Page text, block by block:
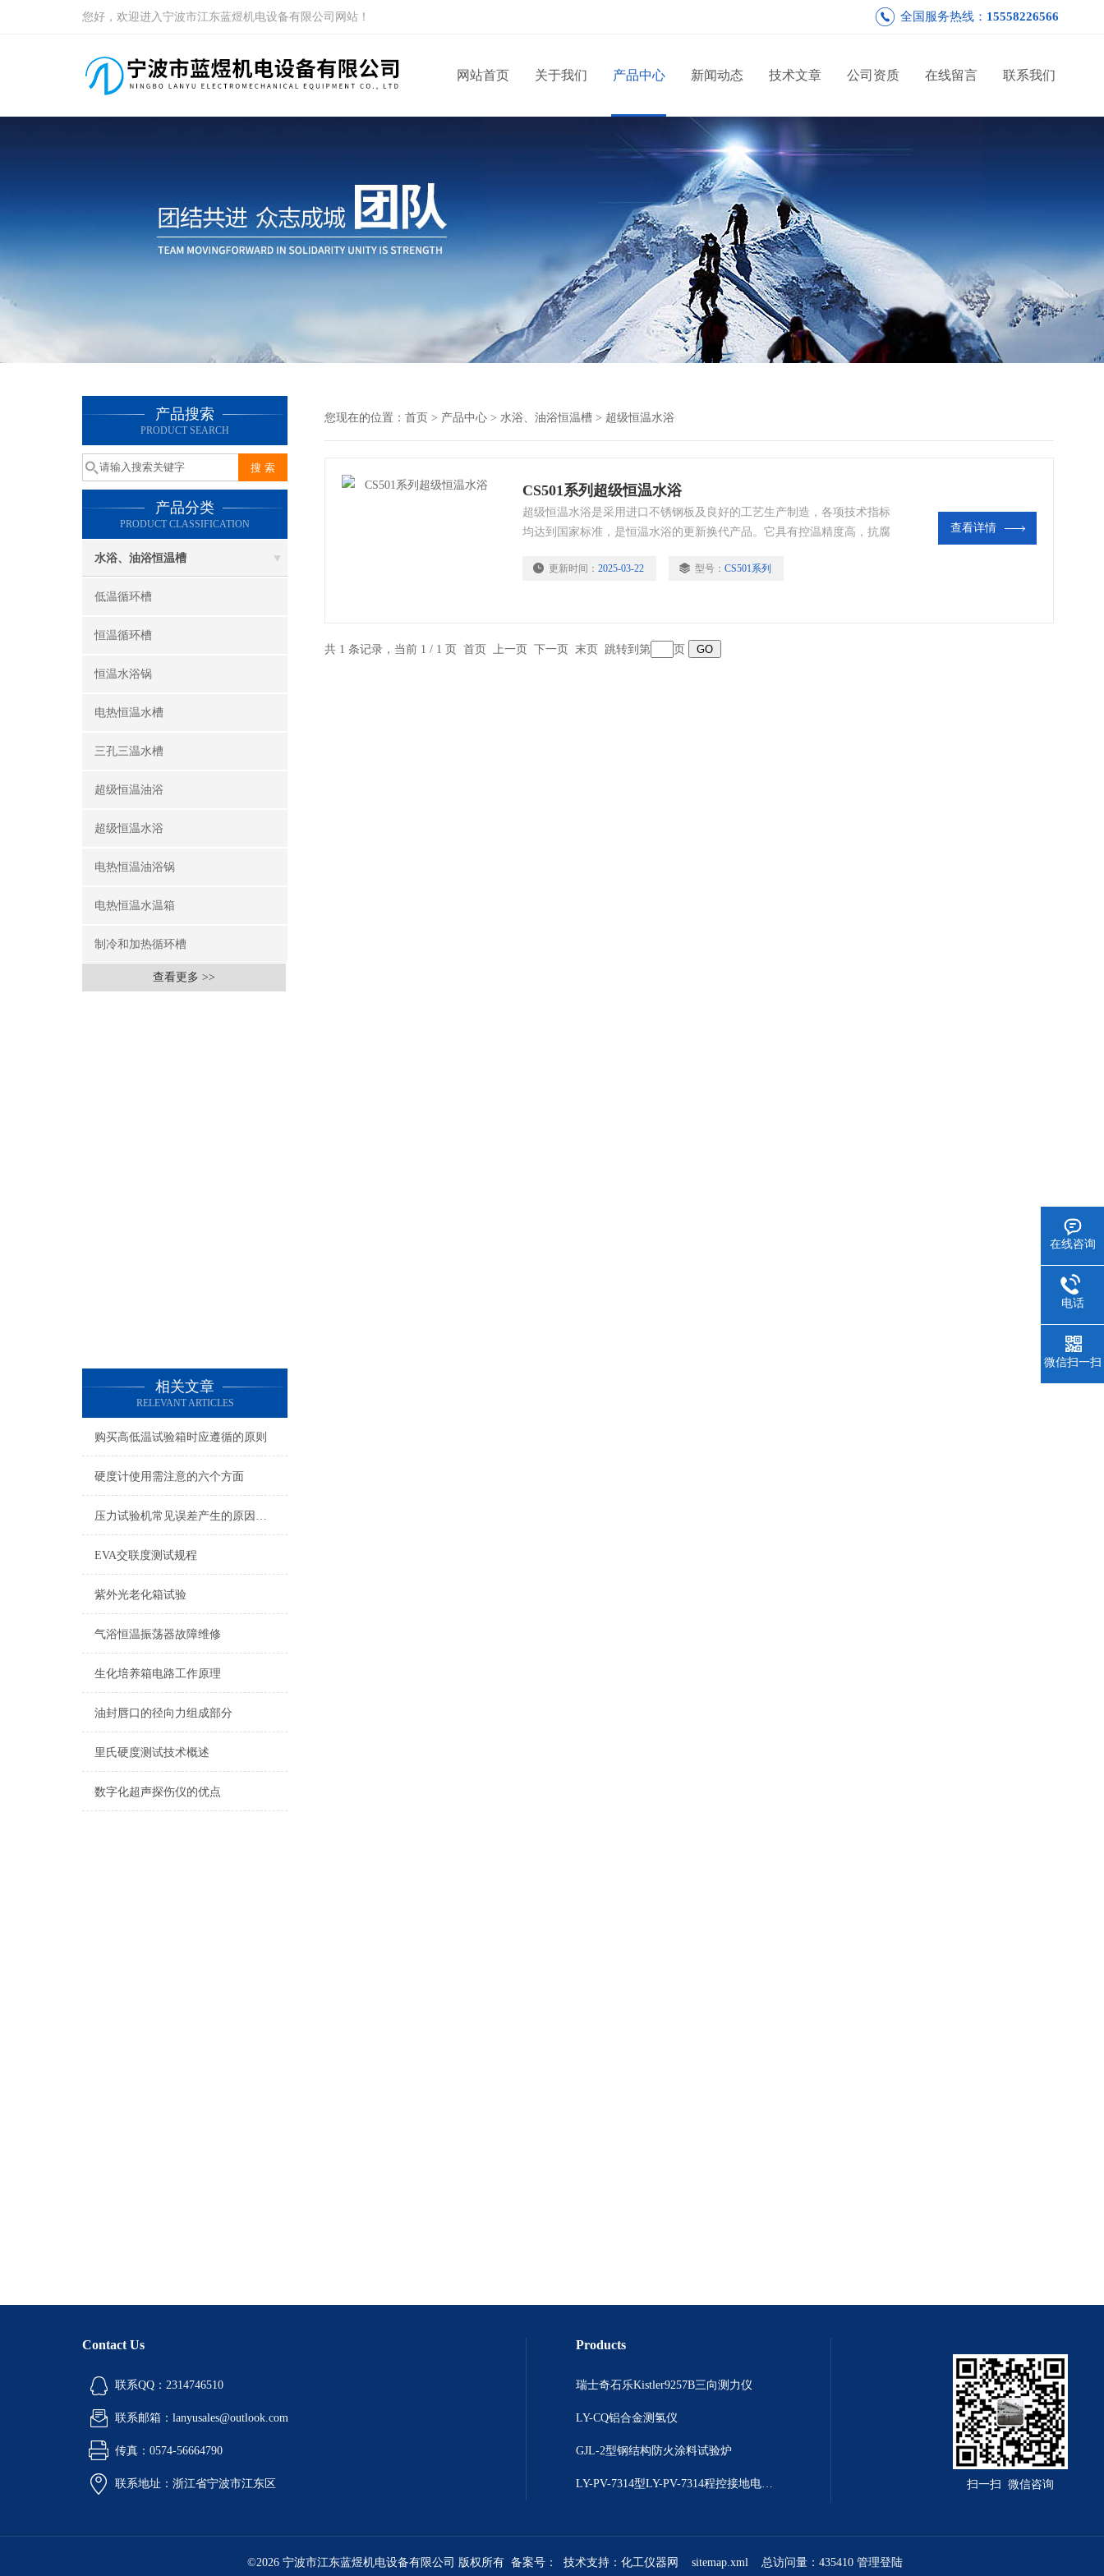
您好，欢迎进入宁波市江东蓝煜机电设备有限公司网站！ 全国服务热线： 15558226566
网站首页 关于我们 产品中心 新闻动态 技术文章 公司资质 在线留言 联系我们
产品搜索
PRODUCT SEARCH
产品分类
PRODUCT CLASSIFICATION
水浴、油浴恒温槽
低温循环槽
恒温循环槽
恒温水浴锅
电热恒温水槽
三孔三温水槽
超级恒温油浴
超级恒温水浴
电热恒温油浴锅
电热恒温水温箱
制冷和加热循环槽
查看更多 >>
相关文章
RELEVANT ARTICLES
购买高低温试验箱时应遵循的原则
硬度计使用需注意的六个方面
压力试验机常见误差产生的原因及消除方法
EVA交联度测试规程
紫外光老化箱试验
气浴恒温振荡器故障维修
生化培养箱电路工作原理
油封唇口的径向力组成部分
里氏硬度测试技术概述
数字化超声探伤仪的优点
您现在的位置： 首页 > 产品中心 > 水浴、油浴恒温槽 > 超级恒温水浴
CS501系列超级恒温水浴
超级恒温水浴是采用进口不锈钢板及良好的工艺生产制造，各项技术指标
均达到国家标准，是恒温水浴的更新换代产品。它具有控温精度高，抗腐
物，物理、植物、化工、医疗、环保等实验科学领域或辅助加热的精密产
更新时间： 2025-03-22 型号： CS501系列
查看详情
共 1 条记录，当前 1 / 1 页 首页 上一页 下一页 末页 跳转到第 页
Contact Us
联系QQ：2314746510
联系邮箱：lanyusales@outlook.com
传真：0574-56664790
联系地址：浙江省宁波市江东区
Products
瑞士奇石乐Kistler9257B三向测力仪
LY-CQ铝合金测氢仪
GJL-2型钢结构防火涂料试验炉
LY-PV-7314型LY-PV-7314程控接地电阻测试仪 扫一扫 微信咨询
©2026 宁波市江东蓝煜机电设备有限公司 版权所有 备案号： 技术支持： 化工仪器网 sitemap.xml 总访问量：435410 管理登陆
在线咨询
电话
微信扫一扫